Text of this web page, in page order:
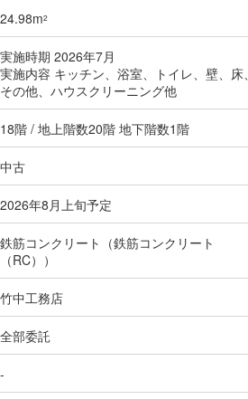
24.98m2
実施時期 2026年7月
実施内容 キッチン、浴室、トイレ、壁、床、
その他、ハウスクリーニング他
18階 / 地上階数20階 地下階数1階
中古
2026年8月上旬予定
鉄筋コンクリート（鉄筋コンクリート
（RC））
竹中工務店
全部委託
-